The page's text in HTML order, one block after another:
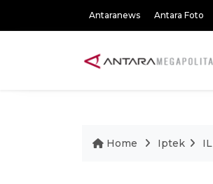
Antaranews Antara Foto
Home Iptek